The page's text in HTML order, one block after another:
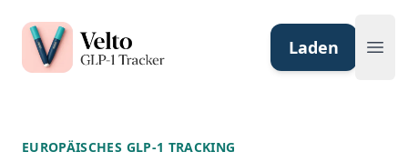
Velto GLP-1 Tracker App
Laden
EUROPÄISCHES GLP-1 TRACKING